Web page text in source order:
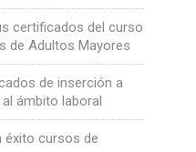
certificados del curso
de Adultos Mayores
de inserción a
ámbito laboral
éxito cursos de